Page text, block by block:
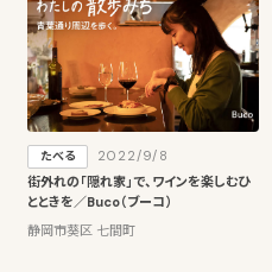
たべる
2022/9/8
街外れの「隠れ家」で、ワインを楽しむひ
とときを／Buco（ブーコ）
静岡市葵区 七間町